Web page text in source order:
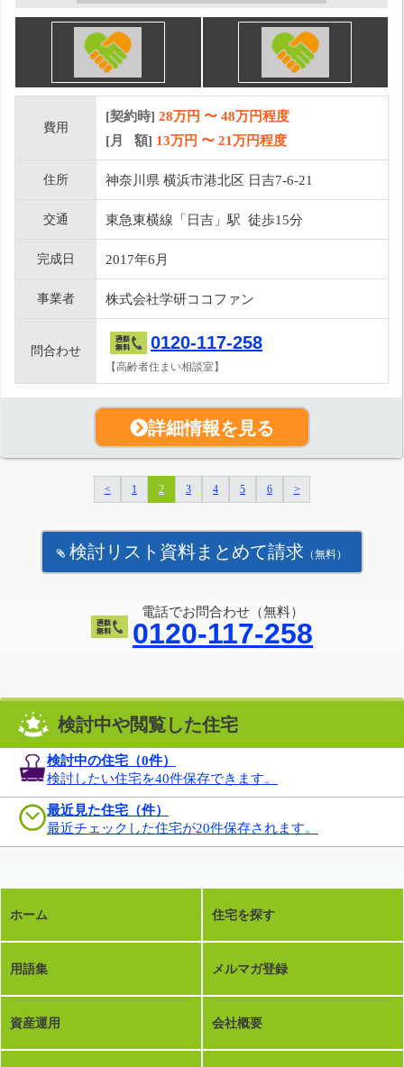
費用
[契約時] 28万円 〜 48万円程度
[月 額] 13万円 〜 21万円程度
住所 神奈川県 横浜市港北区 日吉7-6-21
交通 東急東横線「日吉」駅 徒歩15分
完成日 2017年6月
事業者 株式会社学研ココファン
問合わせ 0120-117-258
【高齢者住まい相談室】
詳細情報を見る
< 1 2 3 4 5 6 >
検討リスト資料まとめて請求 （無料）
電話でお問合わせ（無料）
0120-117-258
検討中や閲覧した住宅
検討中の住宅（0件）
検討したい住宅を40件保存できます。
最近見た住宅（件）
最近チェックした住宅が20件保存されます。
ホーム 住宅を探す
用語集 メルマガ登録
資産運用 会社概要